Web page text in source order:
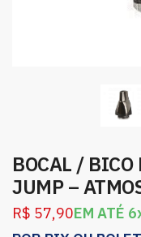
BOCAL / BICO
JUMP –
R$ 57,90EM ATÉ